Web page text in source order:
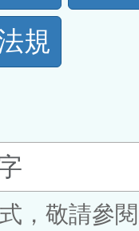
規
，敬請參